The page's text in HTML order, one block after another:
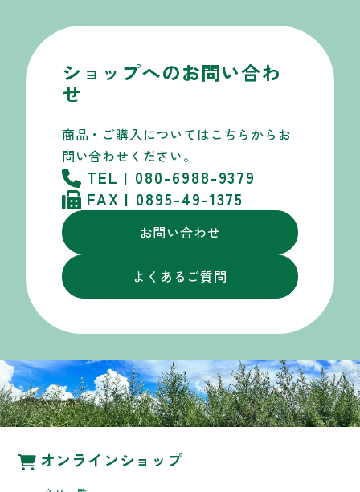
ショップへのお問い合わ
せ
商品・ご購入についてはこちらから お
問い合わせください。
TEL | 080-6988-9379
FAX | 0895-49-1375
お問い合わせ
よくあるご質問
オンラインショップ